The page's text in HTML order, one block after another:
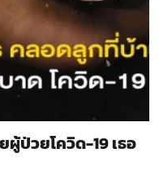
ผู้ป่วยโควิด-19 เธอ